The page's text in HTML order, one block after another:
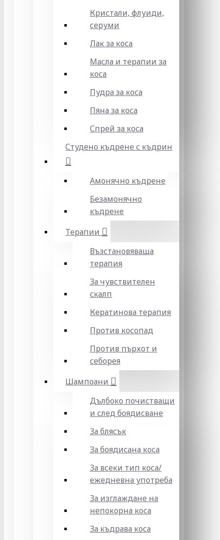
Кристали, флуиди,
серуми
Лак за коса
Масла и терапии за
коса
Пудра за коса
Пяна за коса
Спрей за коса
Студено къдрене с къдрин
Амонячно къдрене
Безамонячно
къдрене
Терапии
Възстановяваща
терапия
За чувствителен
скалп
Кератинова терапия
Против косопад
Против пърхот и
себорея
Шампоани
Дълбоко почистващи
и след боядисване
За блясък
За боядисана коса
За всеки тип коса/
ежедневна употреба
За изглаждане на
непокорна коса
За къдрава коса